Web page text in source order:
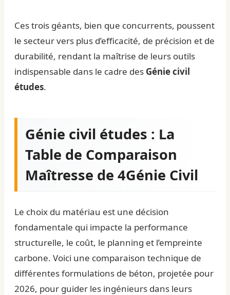
Ces trois géants, bien que concurrents, poussent
le secteur vers plus d’efficacité, de précision et de
durabilité, rendant la maîtrise de leurs outils
indispensable dans le cadre des Génie civil
études.
Génie civil études : La
Table de Comparaison
Maîtresse de 4Génie Civil
Le choix du matériau est une décision
fondamentale qui impacte la performance
structurelle, le coût, le planning et l’empreinte
carbone. Voici une comparaison technique de
différentes formulations de béton, projetée pour
2026, pour guider les ingénieurs dans leurs